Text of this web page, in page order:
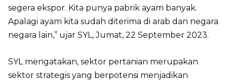
segera ekspor. Kita punya pabrik ayam banyak.
Apalagi ayam kita sudah diterima di arab dan negara
negara lain,” ujar SYL, Jumat, 22 September 2023.
SYL mengatakan, sektor pertanian merupakan
sektor strategis yang berpotensi menjadikan